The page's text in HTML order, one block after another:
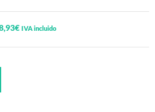
€ IVA incluido